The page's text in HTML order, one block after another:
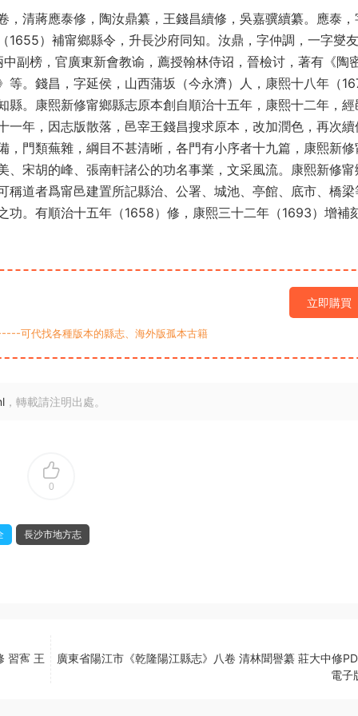
清蔣應泰修，陶汝鼎纂，王錢昌續修，吳嘉骥續纂。應泰，
1655）補甯鄉縣令，升長沙府同知。汝鼎，字仲調，一字燮
副榜，官廣東新會教谕，薦授翰林侍诏，晉檢讨，著有《陶
。錢昌，字延侯，山西蒲坂（今永濟）人，康熙十八年（
。康熙新修甯鄉縣志原本創自順治十五年，康熙十二年，經
年，因志版散落，邑宰王錢昌搜求原本，改加潤色，再次續
門類蕪雜，綱目不甚清晰，各門有小序者十九篇，康熙新修
宋胡的峰、張南軒諸公的功名事業，文采風流。康熙新修甯
道者爲甯邑建置所記縣治、公署、城池、亭館、底市、橋梁
功。有順治十五年（1658）修，康熙三十二年（1693）增補
立即購買
可代找各種版本的縣志、海外版孤本古籍
，轉載請注明出處。
0
長沙市地方志
習寯 王
廣東省陽江市《乾隆陽江縣志》八卷 清林聞譽纂 莊大中修
電子